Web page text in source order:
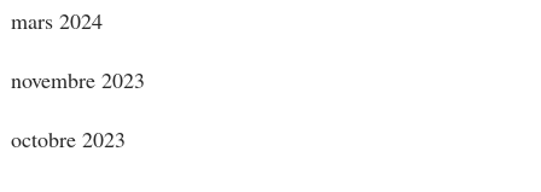
mars 2024
novembre 2023
octobre 2023